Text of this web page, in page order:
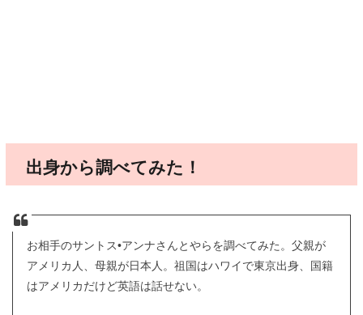
出身から調べてみた！
お相手のサントス•アンナさんとやらを調べてみた。父親が
アメリカ人、母親が日本人。祖国はハワイで東京出身、国籍
はアメリカだけど英語は話せない。